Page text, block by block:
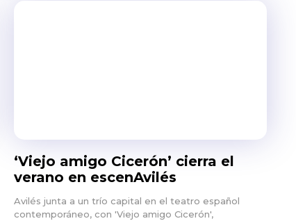
‘Viejo amigo Cicerón’ cierra el
verano en escenAvilés
Avilés junta a un trío capital en el teatro español
contemporáneo, con 'Viejo amigo Cicerón',